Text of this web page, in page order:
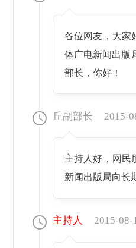
各位网友，大家
体广电新闻出版
部长，你好！
丘副部长 2015-
主持人好，网民
新闻出版局向长
主持人 2015-08-